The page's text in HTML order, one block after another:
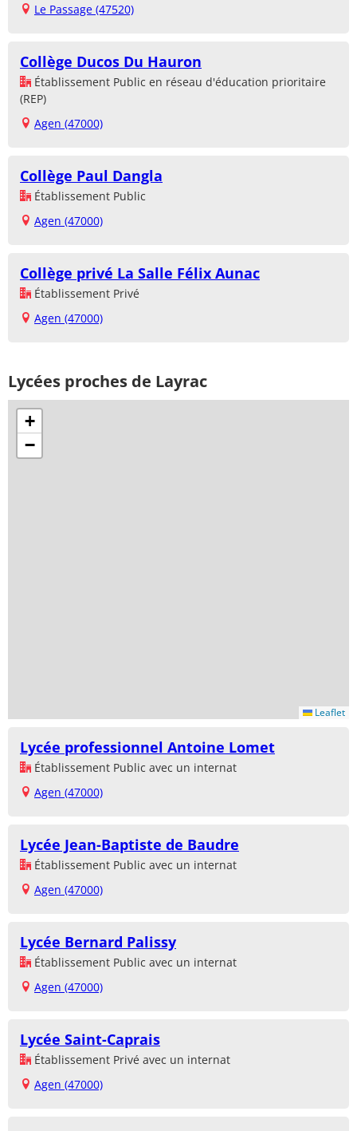
Le Passage (47520)
Collège Ducos Du Hauron
Établissement Public en réseau d'éducation prioritaire
(REP)
Agen (47000)
Collège Paul Dangla
Établissement Public
Agen (47000)
Collège privé La Salle Félix Aunac
Établissement Privé
Agen (47000)
Lycées proches de Layrac
+
−
Leaflet
Lycée professionnel Antoine Lomet
Établissement Public avec un internat
Agen (47000)
Lycée Jean-Baptiste de Baudre
Établissement Public avec un internat
Agen (47000)
Lycée Bernard Palissy
Établissement Public avec un internat
Agen (47000)
Lycée Saint-Caprais
Établissement Privé avec un internat
Agen (47000)